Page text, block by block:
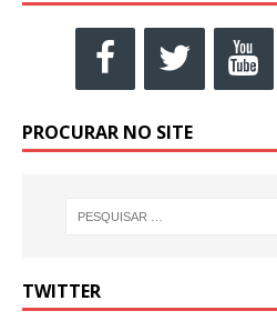
PROCURAR NO SITE
TWITTER